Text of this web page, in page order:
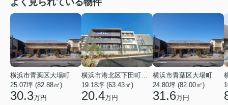
横浜市青葉区大場町
25.07坪 (82.88㎡)
30.3万円
19.18坪 (63.43㎡)
20.4万円
横浜市青葉区大場町
24.80坪 (82.00㎡)
31.6万円